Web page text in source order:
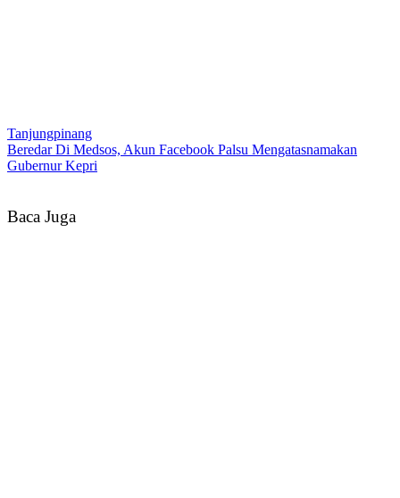
Tanjungpinang
Beredar Di Medsos, Akun Facebook Palsu Mengatasnamakan
Gubernur Kepri
Baca Juga